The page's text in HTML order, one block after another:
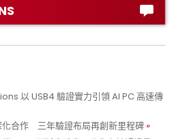
以 USB4 驗證實力引領 AI PC 高速傳
合作 三年驗證布局再創新里程碑